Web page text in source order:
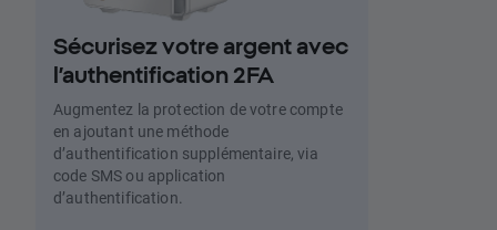
Sécurisez votre argent avec
l’authentification 2FA
Augmentez la protection de votre compte
en ajoutant une méthode
d’authentification supplémentaire, via
code SMS ou application
d’authentification.